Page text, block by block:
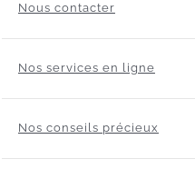
Nous contacter
Nos services en ligne
Nos conseils précieux